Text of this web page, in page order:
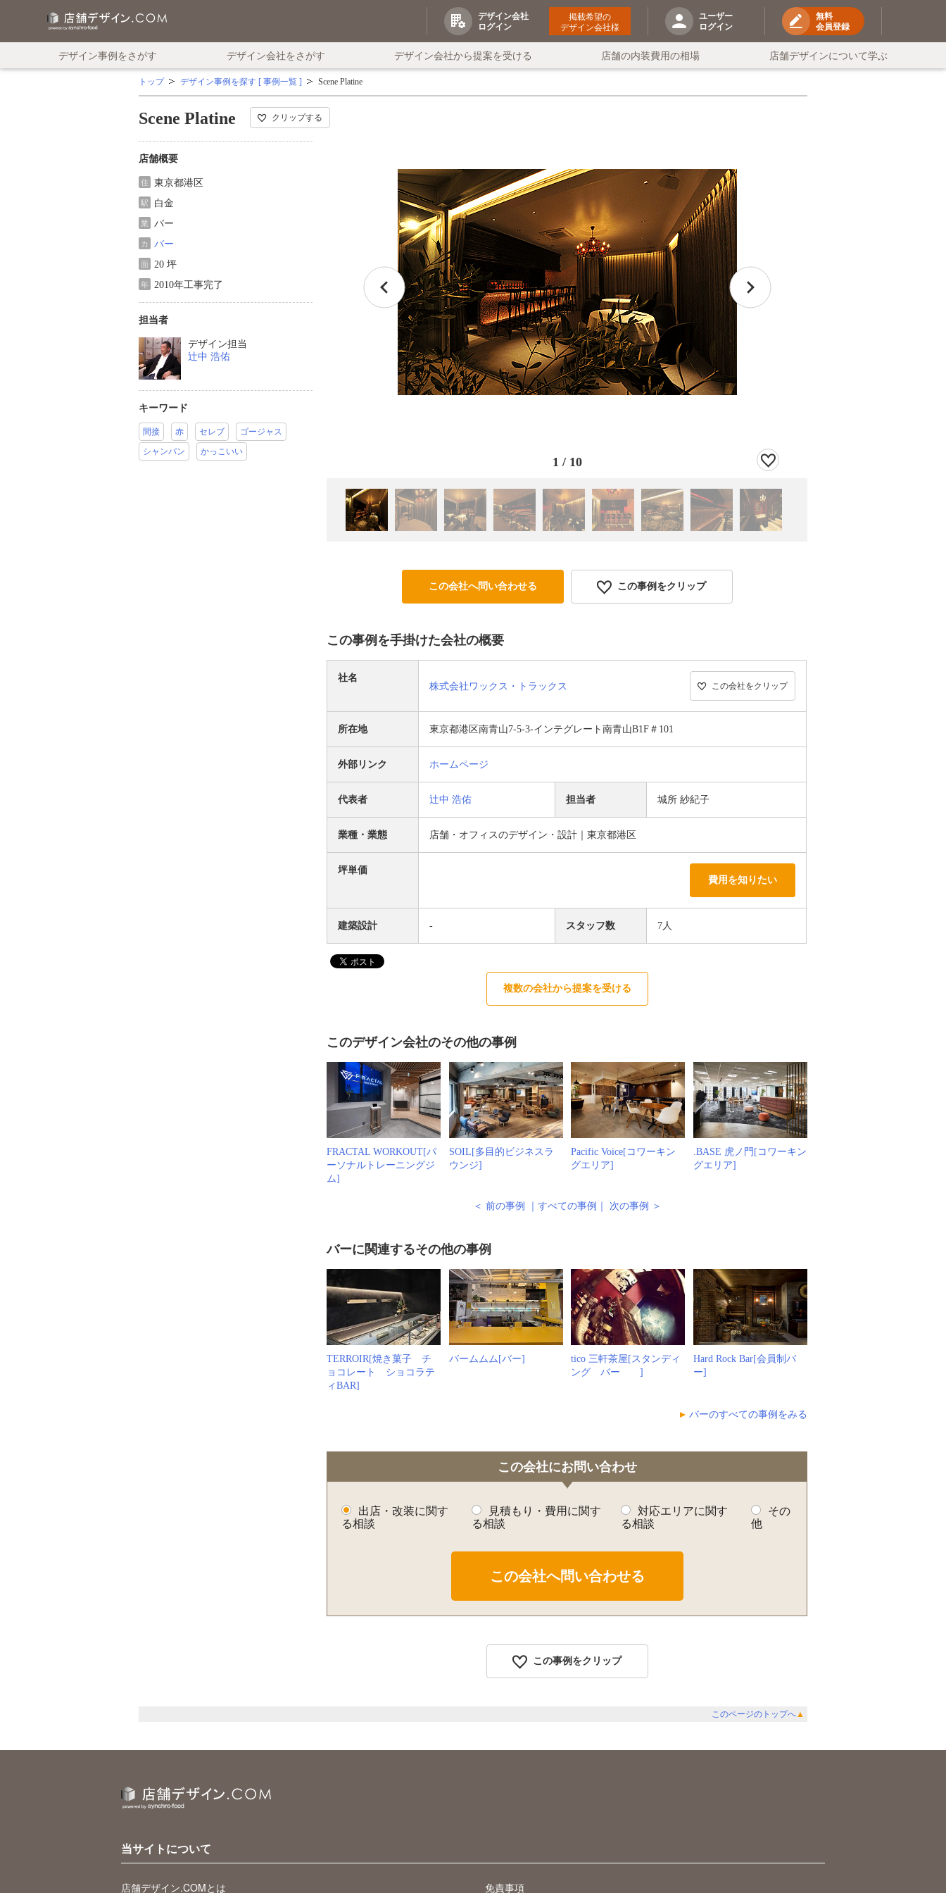
デザイン会社
ログイン
掲載希望の
デザイン会社様
ユーザー
ログイン
無料
会員登録
デザイン事例をさがす デザイン会社をさがす デザイン会社から提案を受ける 店舗の内装費用の相場 店舗デザインについて学ぶ
トップ デザイン事例を探す [ 事例一覧 ] Scene Platine
Scene Platine クリップする
店舗概要
住 東京都港区
駅 白金
業 バー
カ バー
面 20 坪
年 2010年工事完了
担当者
デザイン担当
辻中 浩佑
キーワード
間接 赤 セレブ
ゴージャス
シャンパン
かっこいい
1 / 10
この会社へ問い合わせる この事例をクリップ
この事例を手掛けた会社の概要
社名
株式会社ワックス・トラックス この会社をクリップ
所在地 東京都港区南青山7-5-3-インテグレート南青山B1F＃101
外部リンク ホームページ
代表者 辻中 浩佑 担当者 城所 紗紀子
業種・業態 店舗・オフィスのデザイン・設計｜東京都港区
坪単価
費用を知りたい
建築設計 - スタッフ数 7人
複数の会社から提案を受ける
このデザイン会社のその他の事例
FRACTAL WORKOUT[パ
ーソナルトレーニングジ
ム]
SOIL[多目的ビジネスラ
ウンジ]
Pacific Voice[コワーキン
グエリア]
.BASE 虎ノ門[コワーキン
グエリア]
＜ 前の事例 すべての事例 次の事例 ＞
バーに関連するその他の事例
TERROIR[焼き菓子 チ
ョコレート ショコラテ
ィBAR]
バームムム[バー]
tico 三軒茶屋[スタンディ
ング バー ]
Hard Rock Bar[会員制バ
ー]
バーのすべての事例をみる
この会社にお問い合わせ
出店・改装に関す
る相談
見積もり・費用に関す
る相談
対応エリアに関す
る相談
その
他
この事例をクリップ
このページのトップへ▲
当サイトについて
店舗デザイン.COMとは 免責事項